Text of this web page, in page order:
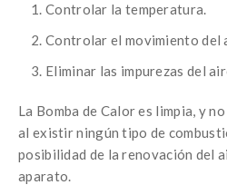
Controlar la temperatura.
Controlar el movimiento del
Eliminar las impurezas del
La Bomba de Calor es limpia, y
al existir ningún tipo de
posibilidad de la renovación del
aparato.